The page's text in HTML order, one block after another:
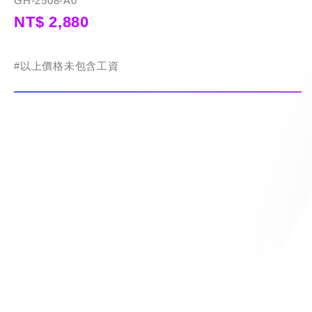
NT$ 2,880
#以上價格未包含工資